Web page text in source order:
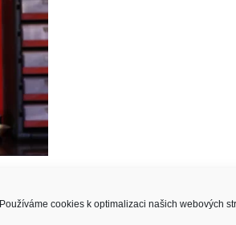
Používáme cookies k optimalizaci našich webových